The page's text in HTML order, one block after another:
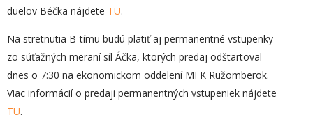
duelov Béčka nájdete TU.
Na stretnutia B-tímu budú platiť aj permanentné vstupenky
zo súťažných meraní síl Áčka, ktorých predaj odštartoval
dnes o 7:30 na ekonomickom oddelení MFK Ružomberok.
Viac informácií o predaji permanentných vstupeniek nájdete
TU.